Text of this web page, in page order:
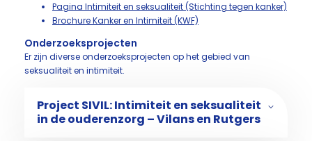
Pagina Intimiteit en seksualiteit (Stichting tegen kanker)
Brochure Kanker en Intimiteit (KWF)
Onderzoeksprojecten
Er zijn diverse onderzoeksprojecten op het gebied van
seksualiteit en intimiteit.
Project SIVIL: Intimiteit en seksualiteit
in de ouderenzorg – Vilans en Rutgers